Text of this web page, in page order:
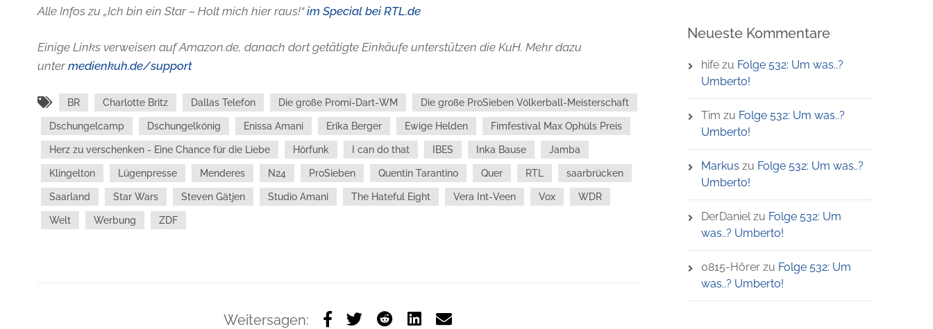
Alle Infos zu „Ich bin ein Star – Holt mich hier raus!“im Special bei RTL.de
Einige Links verweisen auf Amazon.de, danach dort getätigte Einkäufe unterstützen die KuH. Mehr dazu
untermedienkuh.de/support
BR Charlotte Britz Dallas Telefon Die große Promi-Dart-WM Die große ProSieben Völkerball-Meisterschaft
Dschungelcamp Dschungelkönig Enissa Amani Erika Berger Ewige Helden Fimfestival Max Ophüls Preis
Herz zu verschenken - Eine Chance für die Liebe Hörfunk I can do that IBES Inka Bause Jamba
Klingelton Lügenpresse Menderes N24 ProSieben Quentin Tarantino Quer RTL saarbrücken
Saarland Star Wars Steven Gätjen Studio Amani The Hateful Eight Vera Int-Veen Vox WDR
Welt Werbung ZDF
Weitersagen:
Neueste Kommentare
hifezu Folge 532: Um was..?
Umberto!
Tim zu Folge 532: Um was..?
Umberto!
Markus zu Folge 532: Um was..?
Umberto!
DerDanielzu Folge 532: Um
was..? Umberto!
0815-Hörerzu Folge 532: Um
was..? Umberto!